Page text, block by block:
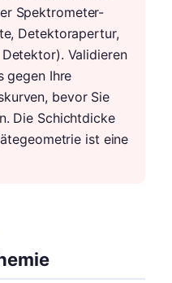
Spektrometer-
Detektorapertur,
Validieren
gegen Ihre
bevor Sie
Die Schichtdicke
ist eine